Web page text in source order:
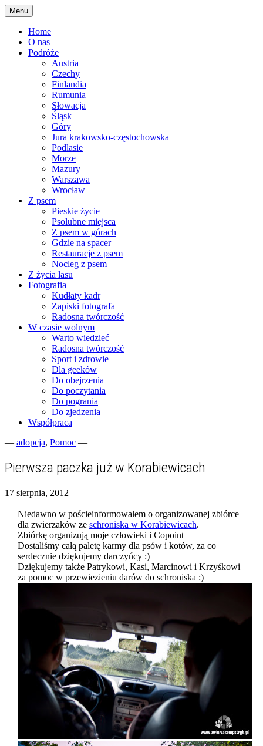
Skip
to
content
Menu
Home
O nas
Podróże
Austria
Czechy
Finlandia
Rumunia
Słowacja
Śląsk
Góry
Jura krakowsko-częstochowska
Podlasie
Morze
Mazury
Warszawa
Wrocław
Z psem
Pieskie życie
Psolubne miejsca
Z psem w górach
Gdzie na spacer
Restauracje z psem
Nocleg z psem
Z życia lasu
Fotografia
Kudłaty kadr
Zapiski fotografa
Radosna twórczość
W czasie wolnym
Warto wiedzieć
Radosna twórczość
Sport i zdrowie
Dla geeków
Do obejrzenia
Do poczytania
Do pogrania
Do zjedzenia
Współpraca
zgranestado.pl
— adopcja, Pomoc —
Pierwsza paczka już w Korabiewicach
17 sierpnia, 2012
Niedawno w pościeinformowałem o organizowanej zbiórce
dla zwierzaków ze schroniska w Korabiewicach.
Zbiórkę organizują moje człowieki i Copoint
Dostaliśmy całą paletę karmy dla psów i kotów, za co
serdecznie dziękujemy darczyńcy :)
Dziękujemy także Patrykowi, Kasi, Marcinowi i Krzyśkowi
za pomoc w przewiezieniu darów do schroniska :)